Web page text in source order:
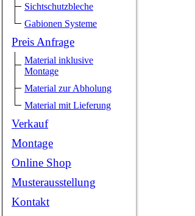
Sichtschutzbleche
Gabionen Systeme
Preis Anfrage
Material inklusive
Montage
Material zur Abholung
Material mit Lieferung
Verkauf
Montage
Online Shop
Musterausstellung
Kontakt